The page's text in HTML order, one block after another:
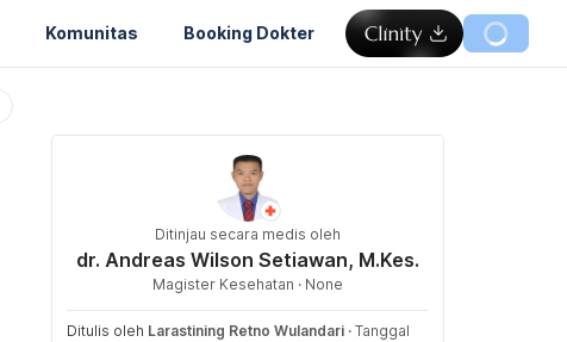
Komunitas Booking Dokter
Ditinjau secara medis oleh
dr. Andreas Wilson Setiawan, M.Kes.
Magister Kesehatan · None
Ditulis oleh Larastining Retno Wulandari · Tanggal